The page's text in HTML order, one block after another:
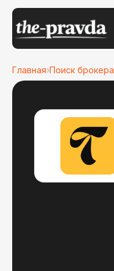
Главная›Поиск брокера